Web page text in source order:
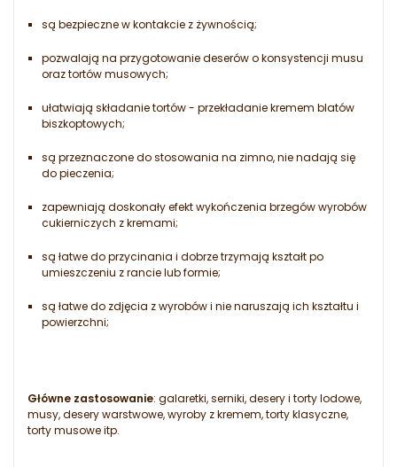
są bezpieczne w kontakcie z żywnością;
pozwalają na przygotowanie deserów o konsystencji musu
oraz tortów musowych;
ułatwiają składanie tortów - przekładanie kremem blatów
biszkoptowych;
są przeznaczone do stosowania na zimno, nie nadają się
do pieczenia;
zapewniają doskonały efekt wykończenia brzegów wyrobów
cukierniczych z kremami;
są łatwe do przycinania i dobrze trzymają kształt po
umieszczeniu z rancie lub formie;
są łatwe do zdjęcia z wyrobów i nie naruszają ich kształtu i
powierzchni;
Główne zastosowanie: galaretki, serniki, desery i torty lodowe,
musy, desery warstwowe, wyroby z kremem, torty klasyczne,
torty musowe itp.